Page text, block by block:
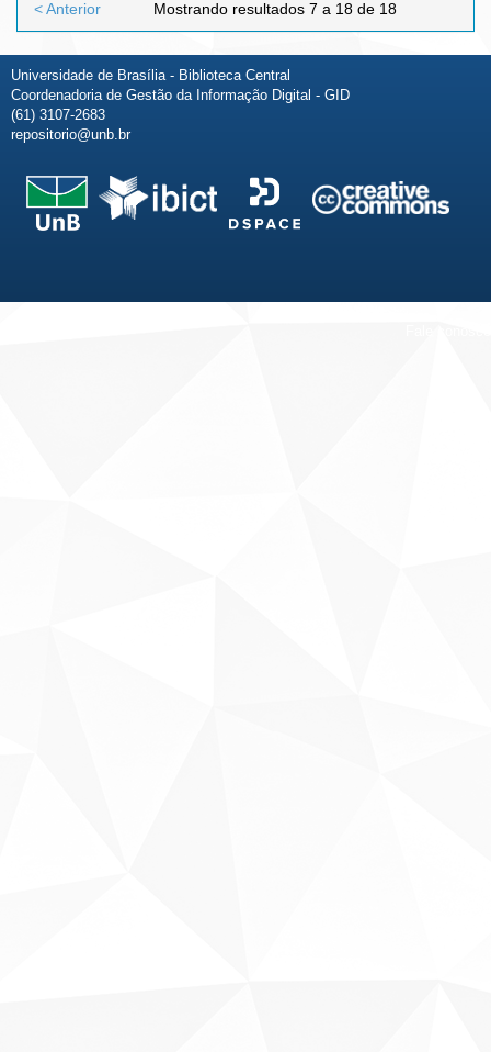
Mostrando resultados 7 a 18 de 18
< Anterior
Universidade de Brasília - Biblioteca Central
Coordenadoria de Gestão da Informação Digital - GID
(61) 3107-2683
repositorio@unb.br